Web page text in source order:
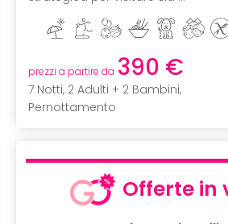
prezzi a partire da 390 €
7 Notti, 2 Adulti + 2 Bambini,
Pernottamento
Offerte in